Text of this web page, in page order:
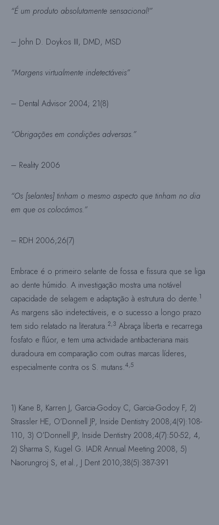
“É um produto absolutamente sensacional!”
– John D. Doykos III, DMD, MSD
“Margens virtualmente indetectáveis”
– Dental Advisor 2004; 21(8)
“Obrigações em condições adversas.”
– Reality 2006
“Os [selantes] tinham o mesmo aspecto que tinham no dia
em que os colocámos.”
– RDH 2006;26(7)
Embrace é o primeiro selante de fossa e fissura que se liga
ao dente húmido. A investigação mostra uma notável
capacidade de selagem e adaptação à estrutura do dente.1
As margens são indetectáveis, e o sucesso a longo prazo
tem sido relatado na literatura.2,3 Abraça liberta e recarrega
fosfato e flúor, e tem uma actividade antibacteriana mais
duradoura em comparação com outras marcas líderes,
especialmente contra os S. mutans.4,5
1) Kane B, Karren J, Garcia-Godoy C, Garcia-Godoy F, 2)
Strassler HE, O’Donnell JP, Inside Dentistry 2008;4(9):108-
110, 3) O’Donnell JP, Inside Dentistry 2008;4(7):50-52, 4,
2) Sharma S, Kugel G. IADR Annual Meeting 2008, 5)
Naorungroj S, et al., J Dent 2010;38(5):387-391